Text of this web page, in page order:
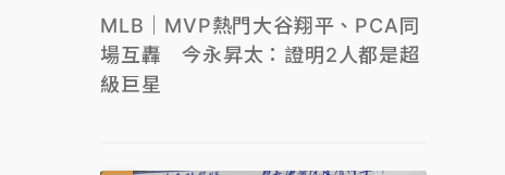
MLB｜MVP熱門大谷翔平、PCA同
場互轟 今永昇太：證明2人都是超
級巨星